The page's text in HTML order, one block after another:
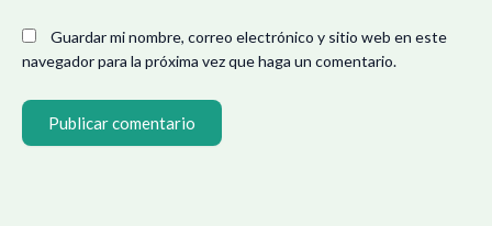
Guardar mi nombre, correo electrónico y sitio web en este
navegador para la próxima vez que haga un comentario.